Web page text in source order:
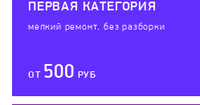
ПЕРВАЯ КАТЕГОРИЯ
мелкий ремонт, без разборки
ОТ 500 РУБ